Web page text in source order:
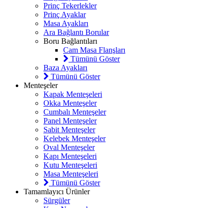
Prinç Tekerlekler
Prinç Ayaklar
Masa Ayakları
Ara Bağlantı Borular
Boru Bağlantıları
Cam Masa Flanşları
Tümünü Göster
Baza Ayakları
Tümünü Göster
Menteşeler
Kapak Menteşeleri
Okka Menteşeler
Cumbalı Menteşeler
Panel Menteşeler
Sabit Menteşeler
Kelebek Menteşeler
Oval Menteşeler
Kapı Menteşeleri
Kutu Menteşeleri
Masa Menteşeleri
Tümünü Göster
Tamamlayıcı Ürünler
Sürgüler